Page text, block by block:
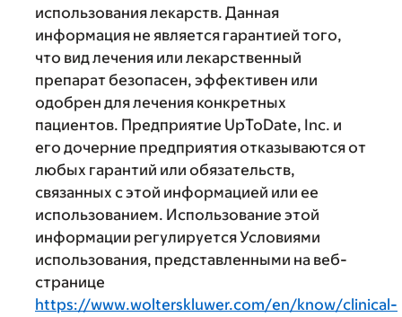
использования лекарств. Данная
информация не является гарантией того,
что вид лечения или лекарственный
препарат безопасен, эффективен или
одобрен для лечения конкретных
пациентов. Предприятие UpToDate, Inc. и
его дочерние предприятия отказываются от
любых гарантий или обязательств,
связанных с этой информацией или ее
использованием. Использование этой
информации регулируется Условиями
использования, представленными на веб-
странице
https://www.wolterskluwer.com/en/know/clinical-